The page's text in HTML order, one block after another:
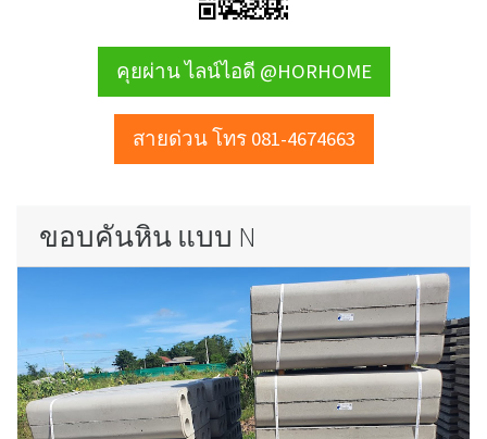
คุยผ่าน ไลน์ไอดี @HORHOME
สายด่วน โทร 081-4674663
ขอบคันหิน แบบ N